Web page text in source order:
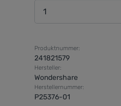
Produkt
Produktnummer:
241821579
Hersteller:
Wondershare
Herstellernummer:
P25376-01